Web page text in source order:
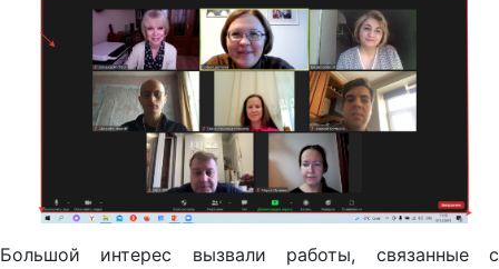
Большой интерес вызвали работы, связанные с